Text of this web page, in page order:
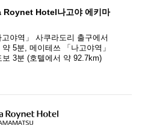
Roynet Hotel나고야 에키마
야역」 사쿠라도리 출구에서
약 5분, 메이테쓰 「나고야역」
보 3분 (호텔에서 약92.7km)